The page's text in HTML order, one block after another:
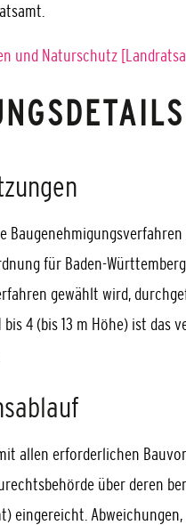
und Naturschutz
für Baden-
gewählt wird,
bis 4 (bis 13 m Höhe) ist
allen erforderlichen
über deren
eingereicht.